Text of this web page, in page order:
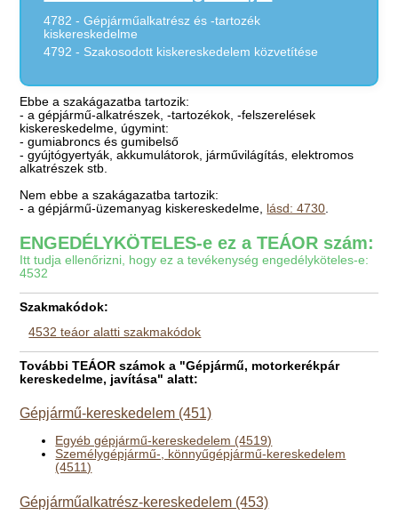
4782 - Gépjárműalkatrész és -tartozék
kiskereskedelme
4792 - Szakosodott kiskereskedelem közvetítése
Ebbe a szakágazatba tartozik:
- a gépjármű-alkatrészek, -tartozékok, -felszerelések
kiskereskedelme, úgymint:
- gumiabroncs és gumibelső
- gyújtógyertyák, akkumulátorok, járművilágítás, elektromos
alkatrészek stb.
Nem ebbe a szakágazatba tartozik:
- a gépjármű-üzemanyag kiskereskedelme, lásd: 4730
ENGEDÉLYKÖTELES-e ez a TEÁOR szám:
Itt tudja ellenőrizni, hogy ez a tevékenység engedélyköteles-e:
4532
Szakmakódok:
4532 teáor alatti szakmakódok
További TEÁOR számok a "Gépjármű, motorkerékpár
kereskedelme, javítása" alatt:
Gépjármű-kereskedelem (451)
Egyéb gépjármű-kereskedelem (4519)
Személygépjármű-, könnyűgépjármű-kereskedelem
(4511)
Gépjárműalkatrész-kereskedelem (453)